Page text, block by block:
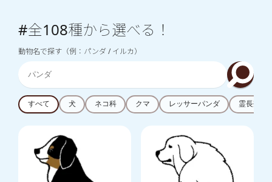
#全108種から選べる！
動物名で探す（例：パンダ / イルカ）
すべて 犬 ネコ科 クマ レッサーパンダ 霊長類